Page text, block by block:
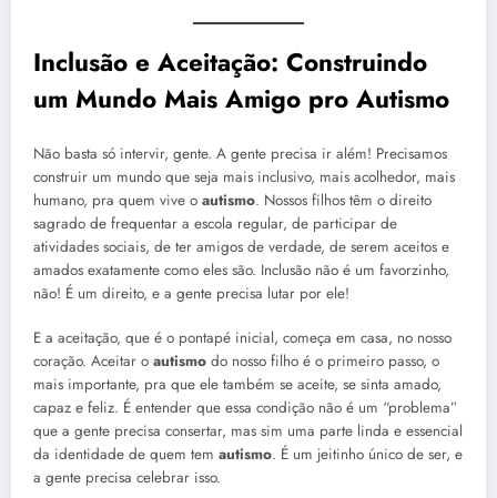
Inclusão e Aceitação: Construindo
um Mundo Mais Amigo pro Autismo
Não basta só intervir, gente. A gente precisa ir além! Precisamos
construir um mundo que seja mais inclusivo, mais acolhedor, mais
humano, pra quem vive o autismo. Nossos filhos têm o direito
sagrado de frequentar a escola regular, de participar de
atividades sociais, de ter amigos de verdade, de serem aceitos e
amados exatamente como eles são. Inclusão não é um favorzinho,
não! É um direito, e a gente precisa lutar por ele!
E a aceitação, que é o pontapé inicial, começa em casa, no nosso
coração. Aceitar o autismo do nosso filho é o primeiro passo, o
mais importante, pra que ele também se aceite, se sinta amado,
capaz e feliz. É entender que essa condição não é um “problema”
que a gente precisa consertar, mas sim uma parte linda e essencial
da identidade de quem tem autismo. É um jeitinho único de ser, e
a gente precisa celebrar isso.